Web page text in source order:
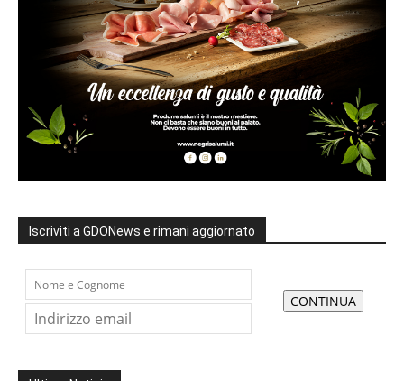
Iscriviti a GDONews e rimani aggiornato